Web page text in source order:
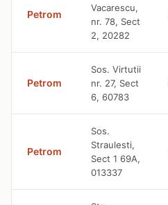
Petrom
Vacarescu,
nr. 78, Sect
2, 20282
Petrom
Sos. Virtutii
nr. 27, Sect
6, 60783
Petrom
Sos.
Straulesti,
Sect 1 69A,
013337